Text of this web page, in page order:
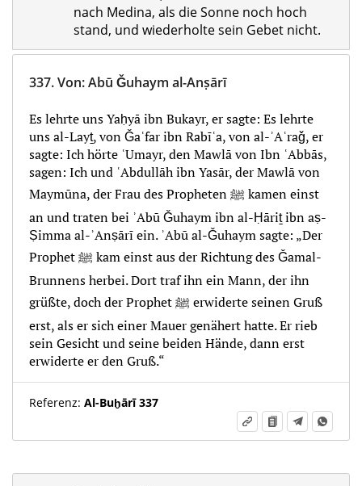
nach Medina, als die Sonne noch hoch
stand, und wiederholte sein Gebet nicht.
337.Von:Abū Ǧuhaym al-Anṣārī
Es lehrte uns Yaḥyā ibn Bukayr, er sagte: Es lehrte
uns al-Layṯ, von Ǧaʿfar ibn Rabīʿa, von al-ʾAʿraǧ, er
sagte: Ich hörte ʿUmayr, den Mawlā von Ibn ʿAbbās,
sagen: Ich und ʿAbdullāh ibn Yasār, der Mawlā von
Maymūna, der Frau des Propheten ﷺ kamen einst
an und traten bei ʾAbū Ǧuhaym ibn al-Ḥāriṯ ibn aṣ-
Ṣimma al-ʾAnṣārī ein. ʾAbū al-Ǧuhaym sagte: „Der
Prophet ﷺ kam einst aus der Richtung des Ǧamal-
Brunnens herbei. Dort traf ihn ein Mann, der ihn
grüßte, doch der Prophet ﷺ erwiderte seinen Gruß
erst, als er sich einer Mauer genähert hatte. Er rieb
sein Gesicht und seine beiden Hände, dann erst
erwiderte er den Gruß.“
Referenz: Al-Buḫārī 337